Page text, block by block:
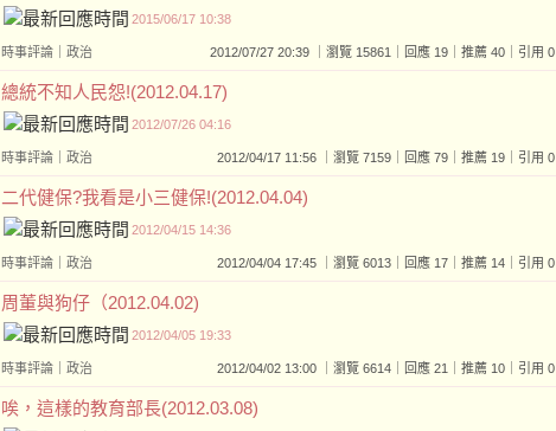
2015/06/17 10:38
時事評論 政治 2012/07/27 20:39 ｜瀏覽 15861｜回應 19｜推薦 40｜引用 0
總統不知人民怨!(2012.04.17)
2012/07/26 04:16
時事評論 政治 2012/04/17 11:56 ｜瀏覽 7159｜回應 79｜推薦 19｜引用 0
二代健保?我看是小三健保!(2012.04.04)
2012/04/15 14:36
時事評論 政治 2012/04/04 17:45 ｜瀏覽 6013｜回應 17｜推薦 14｜引用 0
周董與狗仔（2012.04.02)
2012/04/05 19:33
時事評論 政治 2012/04/02 13:00 ｜瀏覽 6614｜回應 21｜推薦 10｜引用 0
唉，這樣的教育部長(2012.03.08)